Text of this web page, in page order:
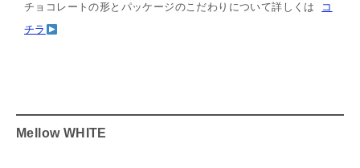
チョコレートの形とパッケージのこだわりについて詳しくは
コ
チラ
Mellow WHITE